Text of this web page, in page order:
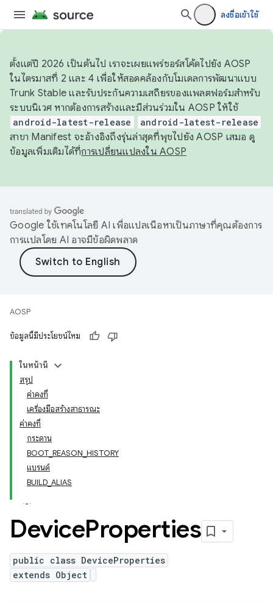
ลงชื่อเข้าใช้
ตั้งแต่ปี 2026 เป็นต้นไป เราจะเผยแพร่ซอร์สโค้ดไปยัง AOSP
ในไตรมาสที่ 2 และ 4 เพื่อให้สอดคล้องกับโมเดลการพัฒนาแบบ
Trunk Stable และรับประกันความเสถียรของแพลตฟอร์มสำหรับ
ระบบนิเวศ หากต้องการสร้างและมีส่วนร่วมใน AOSP ให้ใช้
android-latest-release android-latest-release
สาขา Manifest จะอ้างอิงถึงรุ่นล่าสุดที่พุชไปยัง AOSP เสมอ ดู
ข้อมูลเพิ่มเติมได้ที่การเปลี่ยนแปลงใน AOSP
Google ใช้เทคโนโลยี AI เพื่อแปลเนื้อหาเป็นภาษาที่คุณต้องการ
การแปลโดย AI อาจมีข้อผิดพลาด
AOSP
ข้อมูลนี้มีประโยชน์ไหม
ในหน้านี้
สรุป
ค่าคงที่
เครื่องมือสร้างสาธารณะ
ค่าคงที่
กระดาน
BOOT_REASON_HISTORY
แบรนด์
BUILD_ALIAS
DeviceProperties
public class DeviceProperties
extends Object